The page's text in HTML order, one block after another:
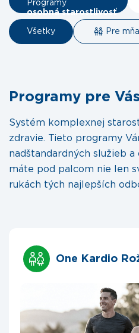
Programy
osobná starostlivosť
Všetky Pre mňa
Programy pre Vás
Systém komplexnej
zdravie. Tieto programy
nadštandardných služieb
máte pod palcom nie len
rukách tých najlepších
One Kardio